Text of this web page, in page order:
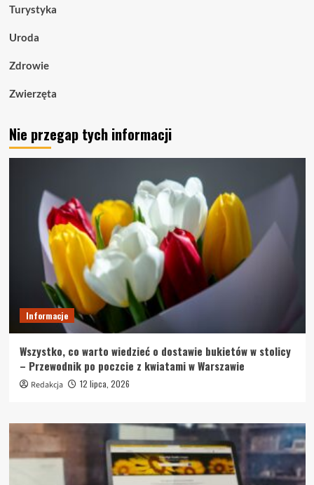
Turystyka
Uroda
Zdrowie
Zwierzęta
Nie przegap tych informacji
Informacje
Wszystko, co warto wiedzieć o dostawie bukietów w stolicy
– Przewodnik po poczcie z kwiatami w Warszawie
Redakcja 12 lipca, 2026